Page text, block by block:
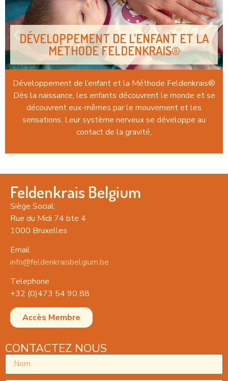
DÉVELOPPEMENT DE L’ENFANT ET LA
MÉTHODE FELDENKRAIS®
Développement de l’enfant et la Méthode Feldenkrais®
Dès la naissance, les enfants découvrent le monde et se
découvrent eux-mêmes par le mouvement et les
sensations. Leur système nerveux se développe au
contact de la gravité,
Feldenkrais Belgium
Siège Social:
Rue du Midi 74 bte 4
1000 Bruxelles
Email
info@feldenkraisbelgium.be
Telephone
+32 (0)473 54 90 88
Accès Membre
CONTACTEZ NOUS